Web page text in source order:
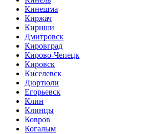
Кинешма
Киржач
Кириши
Дмитровск
Кировград
Кирово-Чепецк
Кировск
Киселевск
Дюртюли
Егорьевск
Клин
Клинцы
Ковров
Когалым